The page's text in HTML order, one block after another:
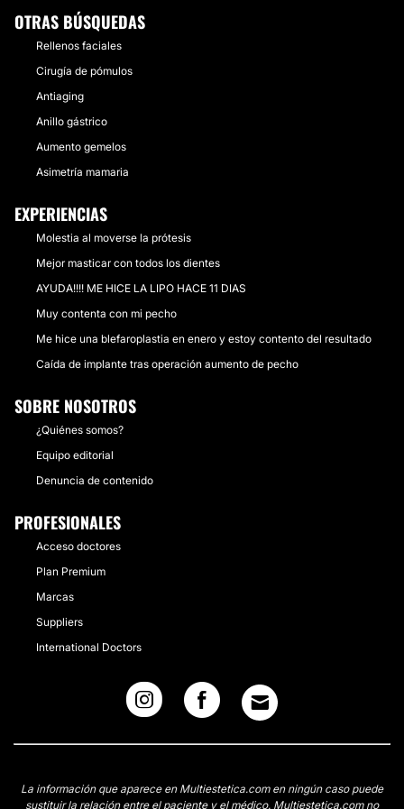
OTRAS BÚSQUEDAS
Rellenos faciales
Cirugía de pómulos
Antiaging
Anillo gástrico
Aumento gemelos
Asimetría mamaria
EXPERIENCIAS
Molestia al moverse la prótesis
Mejor masticar con todos los dientes
AYUDA!!!! ME HICE LA LIPO HACE 11 DIAS
Muy contenta con mi pecho
Me hice una blefaroplastia en enero y estoy contento del resultado
Caída de implante tras operación aumento de pecho
SOBRE NOSOTROS
¿Quiénes somos?
Equipo editorial
Denuncia de contenido
PROFESIONALES
Acceso doctores
Plan Premium
Marcas
Suppliers
International Doctors
La información que aparece en Multiestetica.com en ningún caso puede
sustituir la relación entre el paciente y el médico. Multiestetica.com no